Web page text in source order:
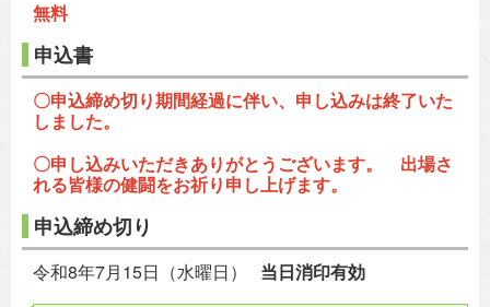
無料
申込書
〇申込締め切り期間経過に伴い、申し込みは終了いた
しました。
〇申し込みいただきありがとうございます。 出場さ
れる皆様の健闘をお祈り申し上げます。
申込締め切り
令和8年7月15日（水曜日） 当日消印有効